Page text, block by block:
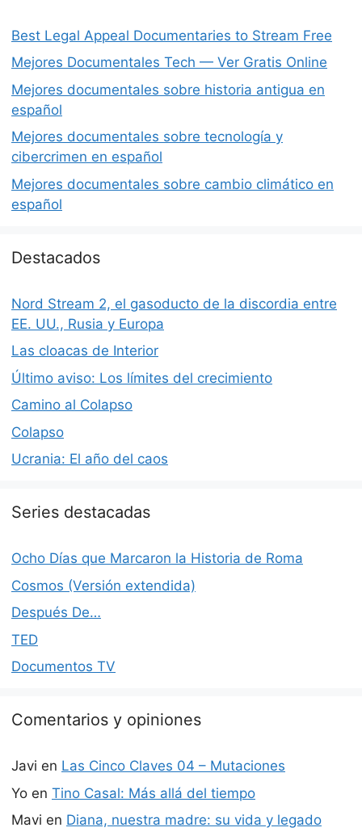
Best Legal Appeal Documentaries to Stream Free
Mejores Documentales Tech — Ver Gratis Online
Mejores documentales sobre historia antigua en
español
Mejores documentales sobre tecnología y
cibercrimen en español
Mejores documentales sobre cambio climático en
español
Destacados
Nord Stream 2, el gasoducto de la discordia entre
EE. UU., Rusia y Europa
Las cloacas de Interior
Último aviso: Los límites del crecimiento
Camino al Colapso
Colapso
Ucrania: El año del caos
Series destacadas
Ocho Días que Marcaron la Historia de Roma
Cosmos (Versión extendida)
Después De…
TED
Documentos TV
Comentarios y opiniones
Javi en Las Cinco Claves 04 – Mutaciones
Yo en Tino Casal: Más allá del tiempo
Mavi en Diana, nuestra madre: su vida y legado